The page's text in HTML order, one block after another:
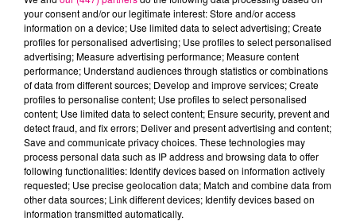
22 juillet 2026
Toulouse : circulation perturbée dans le
secteur François Verdier...
your consent and/or our legitimate interest: Store and/or access
information on a device; Use limited data to select advertising; Create
profiles for personalised advertising; Use profiles to select personalised
advertising; Measure advertising performance; Measure content
performance; Understand audiences through statistics or combinations
of data from different sources; Develop and improve services; Create
profiles to personalise content; Use profiles to select personalised
content; Use limited data to select content; Ensure security, prevent and
detect fraud, and fix errors; Deliver and present advertising and content;
Save and communicate privacy choices. These technologies may
process personal data such as IP address and browsing data to offer
following functionalities: Identify devices based on information actively
requested; Use precise geolocation data; Match and combine data from
other data sources; Link different devices; Identify devices based on
information transmitted automatically.